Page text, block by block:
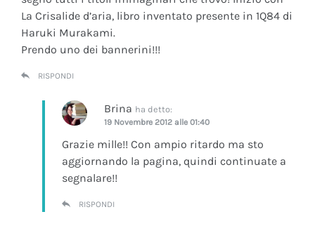
La Crisalide d’aria, libro inventato presente in 1Q84 di
Haruki Murakami.
Prendo uno dei bannerini!!!
RISPONDI
Brina ha detto:
19 Novembre 2012 alle 01:40
Grazie mille!! Con ampio ritardo ma sto
aggiornando la pagina, quindi continuate a
segnalare!!
RISPONDI